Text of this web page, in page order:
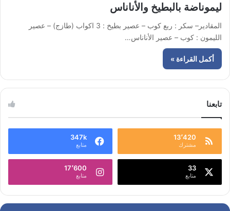
ليموناضة بالبطيخ والأناناس
المقادير– سكر : ربع كوب – عصير بطيخ : 3 اكواب (طازج) – عصير
الليمون : كوب – عصير الأناناس…
أكمل القراءة »
تابعنا
13٬420
مشترك
347k
متابع
33
متابع
17٬600
متابع